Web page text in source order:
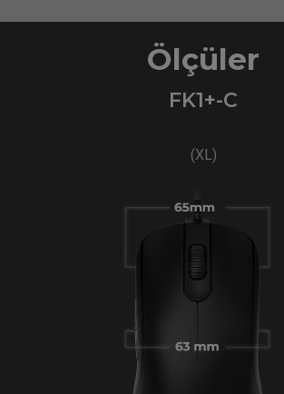
Ölçüler
FK1+-C
(XL)